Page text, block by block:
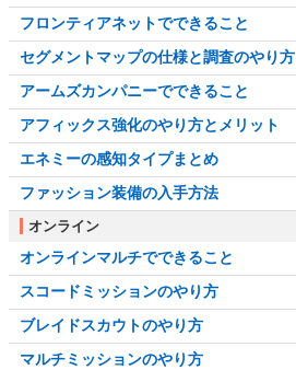
フロンティアネットでできること
セグメントマップの仕様と調査のやり方
アームズカンパニーでできること
アフィックス強化のやり方とメリット
エネミーの感知タイプまとめ
ファッション装備の入手方法
オンライン
オンラインマルチでできること
スコードミッションのやり方
ブレイドスカウトのやり方
マルチミッションのやり方